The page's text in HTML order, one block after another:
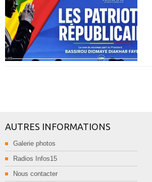
AUTRES INFORMATIONS
Galerie photos
Radios Infos15
Nous contacter